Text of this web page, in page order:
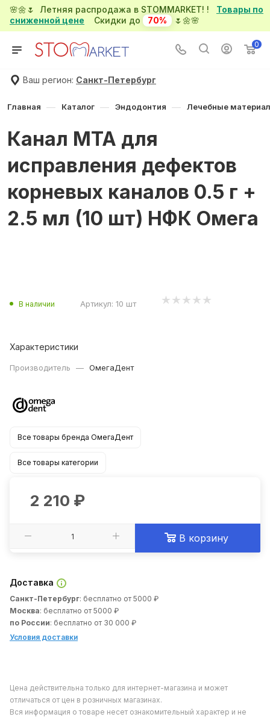
🌸🌼🌷 Летняя распродажа в STOMMARKET! ! Товары по
сниженной цене Скидки до 70% 🌷🌼🌸
0
Ваш регион: Санкт-Петербург
Главная — Каталог — Эндодонтия — Лечебные
Канал МТА для
исправления дефектов
корневых каналов 0.5 г +
2.5 мл (10 шт) НФК Омега
В наличии Артикул: 10 шт
Характеристики
Производитель — ОмегаДент
Все товары бренда ОмегаДент
Все товары категории
2 210 ₽
В корзину
Доставка
Санкт-Петербург: бесплатно от 5000 ₽
Москва: бесплатно от 5000 ₽
по России: бесплатно от 30 000 ₽
Условия доставки
Цена действительна только для интернет-магазина и может
отличаться от цен в розничных магазинах.
Вся информация о товаре несет ознакомительный характер и не